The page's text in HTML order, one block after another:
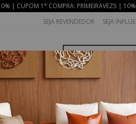
| CUPOM 1° COMPRA: PRIMEIRAVEZ5 |
SEJA REVENDEDOR SEJA